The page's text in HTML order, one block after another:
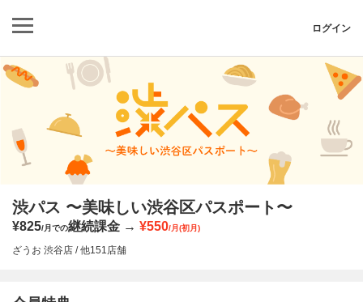
ログイン
渋パス 〜美味しい渋谷区パスポート〜
¥825/月での継続課金 ¥550/月(初月)
ざうお 渋谷店 / 他151店舗